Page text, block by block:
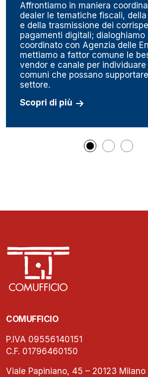
Affrontiamo in maniera
dealer le tematiche fiscali,
e della trasmissione dei
pagamenti digitali; dialoghiamo
coordinato con Agenzia delle
mettiamo a fattor comune le
vendor e canale per
comuni che possano
settore.
Scopri di più
COMUFFICIO
P.IVA 09556140151
C.F. 01796460150
Viale Papiniano, 45 – 20123 Milano